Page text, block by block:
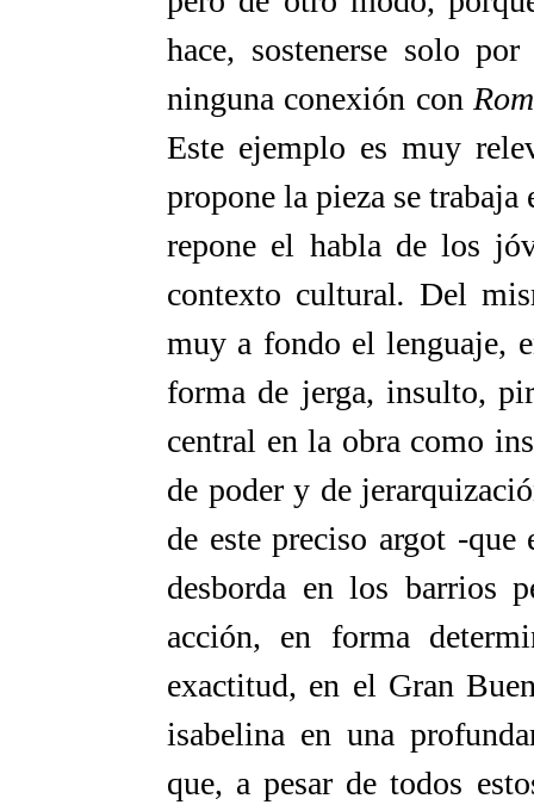
hace, sostenerse solo
ninguna conexión con
Este ejemplo es muy
propone la pieza se
repone el habla de los
contexto cultural.Del
muy a fondo el lenguaje,
forma de jerga, insulto,
central en la obra como
de poder y de
de este preciso argot -
desborda en los barrios
acción, en forma
exactitud, en el Gran
isabelina en una
que, a pesar de todos